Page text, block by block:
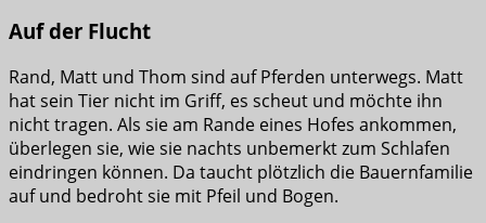
Auf der Flucht
Rand, Matt und Thom sind auf Pferden unterwegs. Matt
hat sein Tier nicht im Griff, es scheut und möchte ihn
nicht tragen. Als sie am Rande eines Hofes ankommen,
überlegen sie, wie sie nachts unbemerkt zum Schlafen
eindringen können. Da taucht plötzlich die Bauernfamilie
auf und bedroht sie mit Pfeil und Bogen.